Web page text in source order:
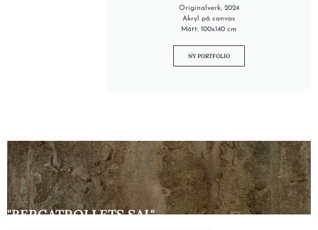
Originalverk, 2024
Akryl på canvas
Mått: 100x140 cm
NY PORTFOLIO
"BERGATROLLETS SAL"